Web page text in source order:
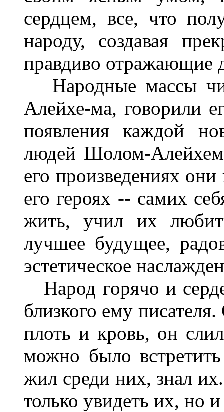
сердцем, все, что
народу, создавая
правдиво отражающие
Народные массы
Алейхе-ма, говорили
появления каждой
людей Шолом-
его произведениях
его героях -- самих
жить, учил их
лучшее будущее,
эстетическое
Народ горячо и
близкого ему
плоть и кровь, он
можно было
жил среди них, знал
только увидеть их, но